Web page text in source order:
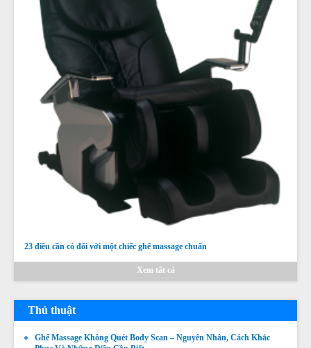
23 điều cần có đối với một chiếc ghế massage chuẩn
Xem tất cả
Thủ thuật
Ghế Massage Không Quét Body Scan – Nguyên Nhân, Cách Khắc